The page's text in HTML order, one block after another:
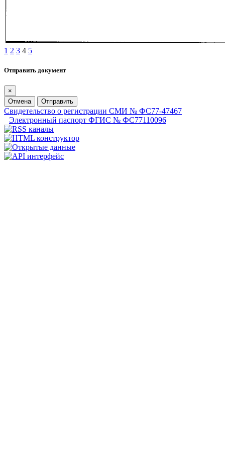
1 2 3 4 5
Отправить документ
×
Отмена
Отправить
Свидетельство о регистрации СМИ № ФС77-47467
Электронный паспорт ФГИС № ФС77110096